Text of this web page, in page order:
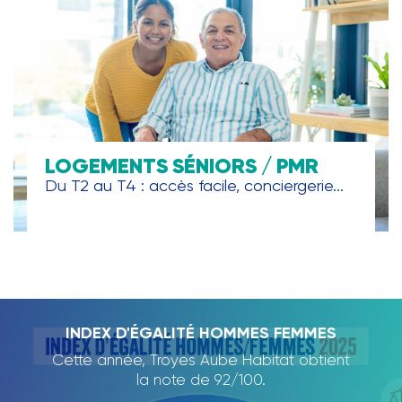
LOGEMENTS SÉNIORS / PMR
Du T2 au T4 : accès facile, conciergerie...
INDEX D'ÉGALITÉ HOMMES FEMMES
Cette année, Troyes Aube Habitat obtient
la note de 92/100.
RAPPORT D'ACTIVITÉ 2024
Nous avons le plaisir de vous présenter
notre rapport d'activité 2024., qui dresse
TROYES AUBE HABITAT, PARTENAIRE DE
L'ECOLE DE LA DEUXIÈME
CHANCE